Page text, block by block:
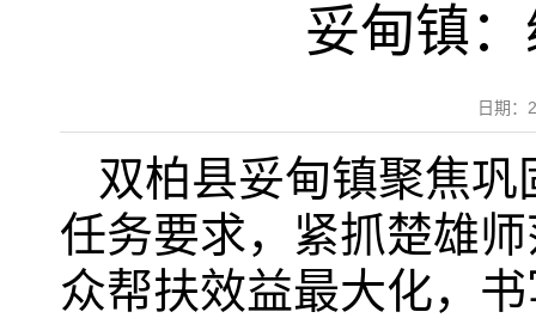
妥甸镇
日期
双柏县妥甸镇聚焦
任务要求，紧抓楚雄
众帮扶效益最大化，